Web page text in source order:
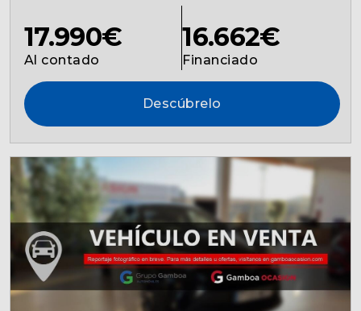
17.990€
Al contado
16.662€
Financiado
Descúbrelo